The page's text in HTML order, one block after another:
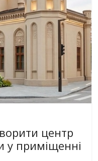
центр
у приміщенні